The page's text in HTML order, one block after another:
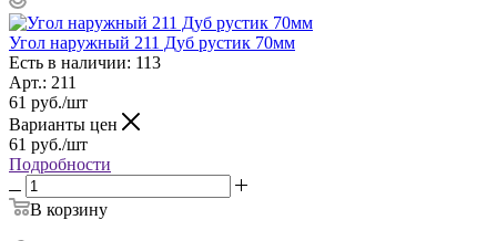
Угол наружный 211 Дуб рустик 70мм
Есть в наличии: 113
Арт.: 211
61 руб./шт
Варианты цен
61 руб./шт
Подробности
В корзину